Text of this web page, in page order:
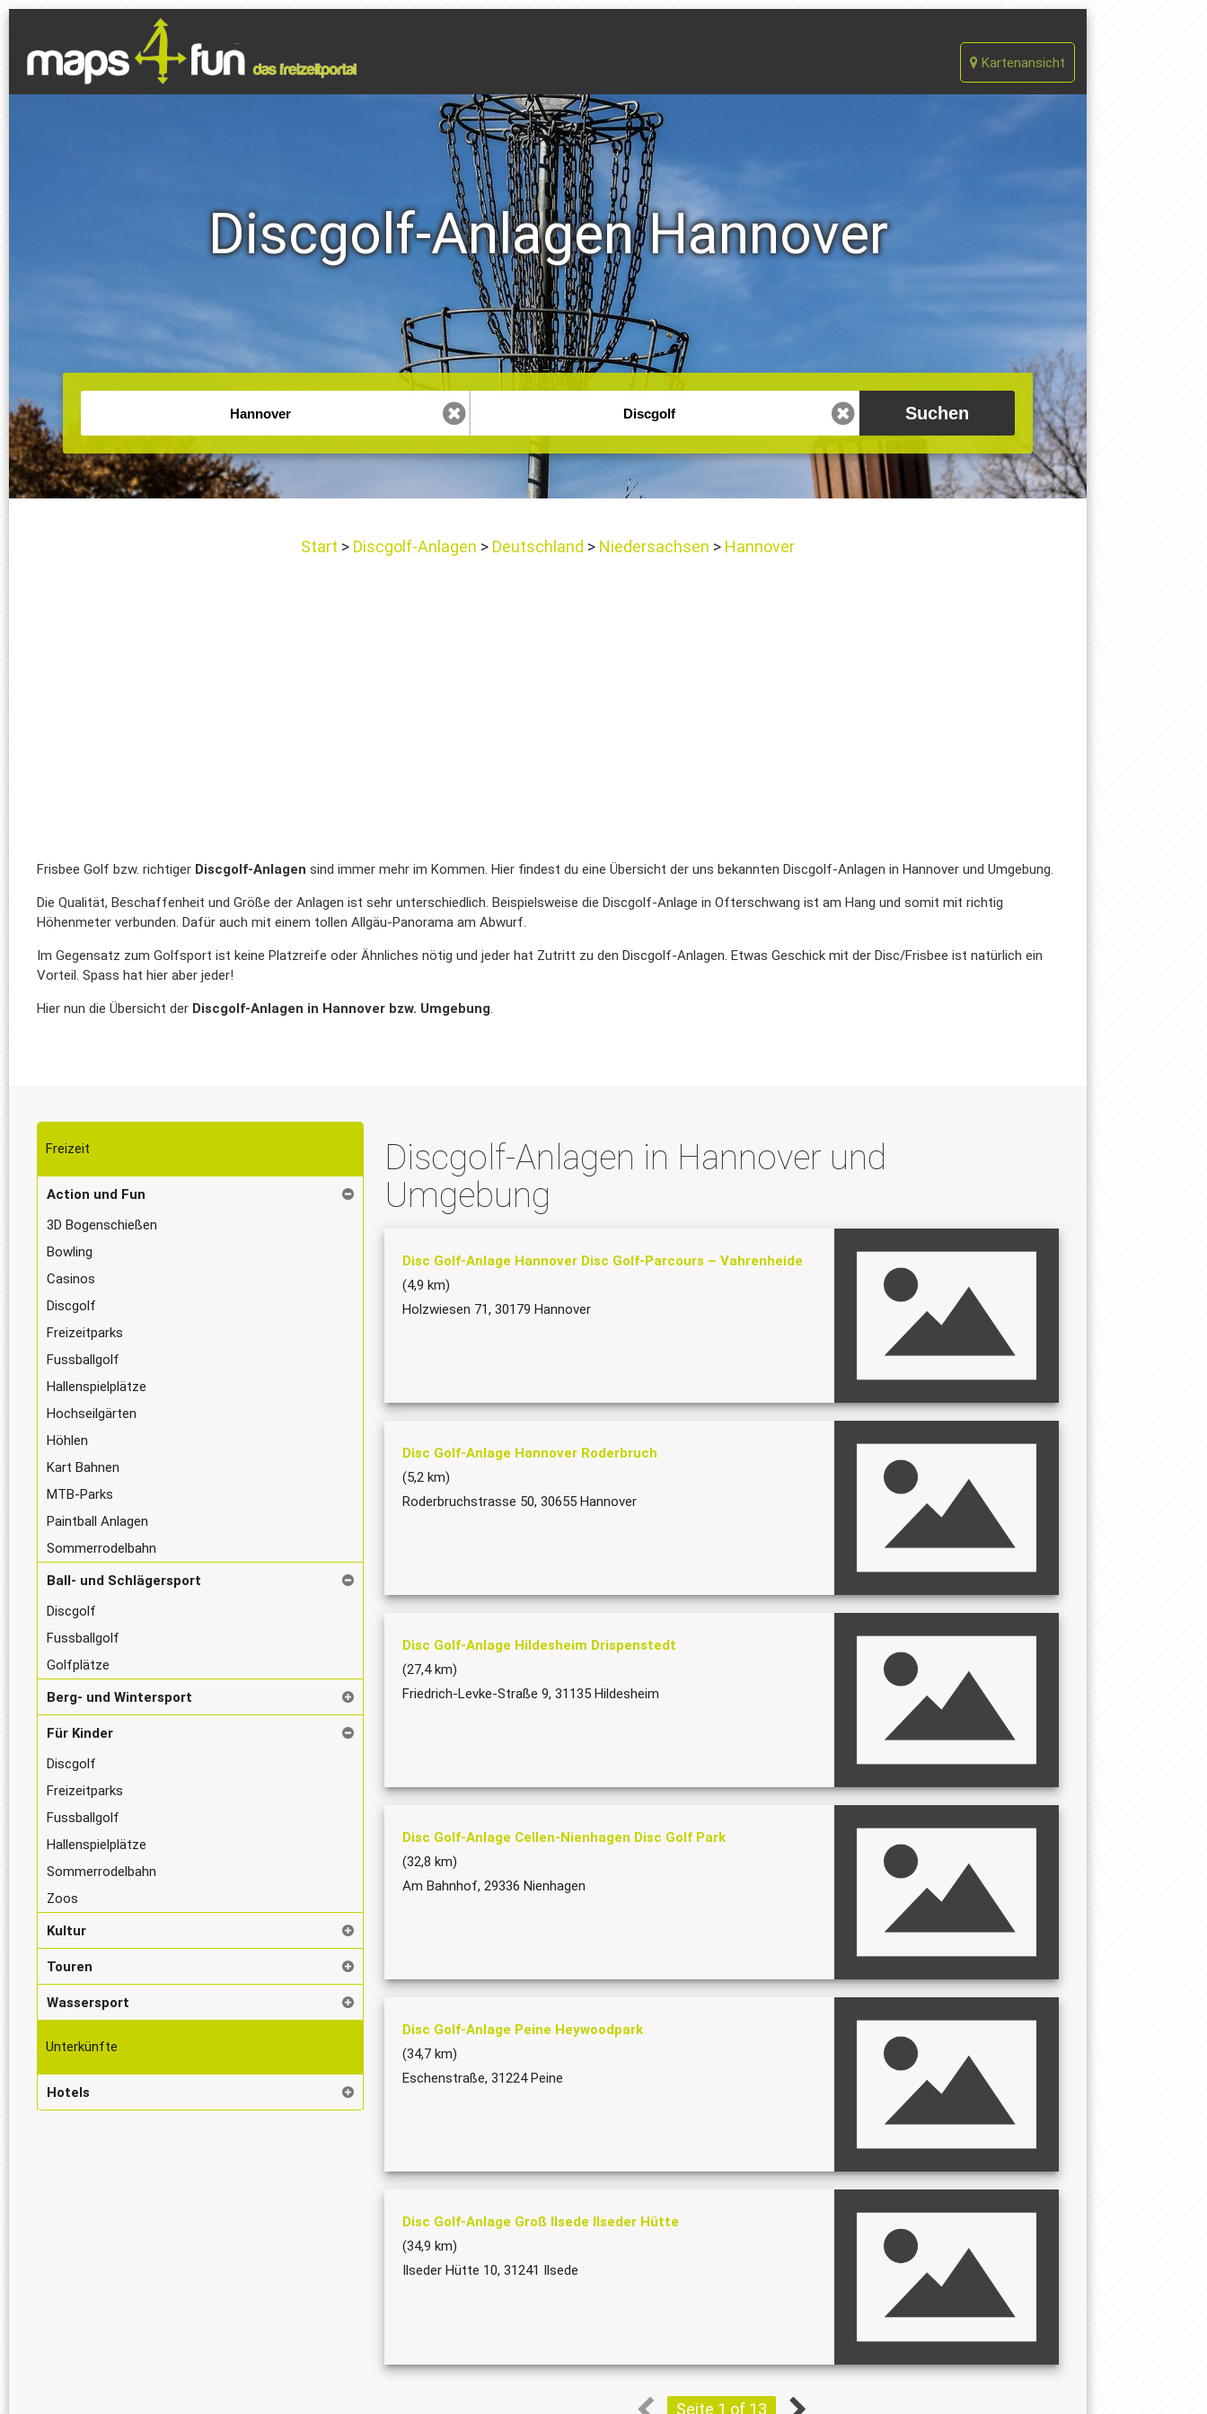
Kartenansicht
Discgolf-Anlagen Hannover
Start Discgolf-Anlagen Deutschland Niedersachsen Hannover
Frisbee Golf bzw. richtiger Discgolf-Anlagen sind immer mehr im Kommen. Hier findest du eine Übersicht der uns bekannten Discgolf-Anlagen in Hannover und Umgebung.
Die Qualität, Beschaffenheit und Größe der Anlagen ist sehr unterschiedlich. Beispielsweise die Discgolf-Anlage in Ofterschwang ist am Hang und somit mit richtig
Höhenmeter verbunden. Dafür auch mit einem tollen Allgäu-Panorama am Abwurf.
Im Gegensatz zum Golfsport ist keine Platzreife oder Ähnliches nötig und jeder hat Zutritt zu den Discgolf-Anlagen. Etwas Geschick mit der Disc/Frisbee ist natürlich ein
Vorteil. Spass hat hier aber jeder!
Hier nun die Übersicht der Discgolf-Anlagen in Hannover bzw. Umgebung.
Freizeit
Action und Fun
3D Bogenschießen
Bowling
Casinos
Discgolf
Freizeitparks
Fussballgolf
Hallenspielplätze
Hochseilgärten
Höhlen
Kart Bahnen
MTB-Parks
Paintball Anlagen
Sommerrodelbahn
Ball- und Schlägersport
Discgolf
Fussballgolf
Golfplätze
Berg- und Wintersport
Für Kinder
Discgolf
Freizeitparks
Fussballgolf
Hallenspielplätze
Sommerrodelbahn
Zoos
Kultur
Touren
Wassersport
Unterkünfte
Hotels
Discgolf-Anlagen in Hannover und
Umgebung
Disc Golf-Anlage Hannover Disc Golf-Parcours – Vahrenheide
(4,9 km)
Holzwiesen 71, 30179 Hannover
Disc Golf-Anlage Hannover Roderbruch
(5,2 km)
Roderbruchstrasse 50, 30655 Hannover
Disc Golf-Anlage Hildesheim Drispenstedt
(27,4 km)
Friedrich-Levke-Straße 9, 31135 Hildesheim
Disc Golf-Anlage Cellen-Nienhagen Disc Golf Park
(32,8 km)
Am Bahnhof, 29336 Nienhagen
Disc Golf-Anlage Peine Heywoodpark
(34,7 km)
Eschenstraße, 31224 Peine
Disc Golf-Anlage Groß Ilsede Ilseder Hütte
(34,9 km)
Ilseder Hütte 10, 31241 Ilsede
Seite 1 of 13